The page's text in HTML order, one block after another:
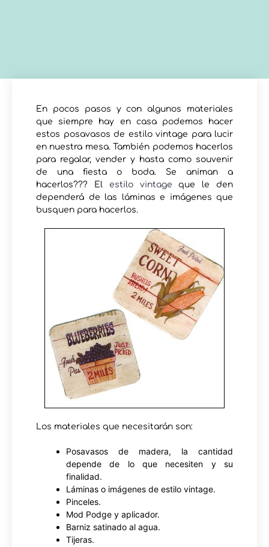
En pocos pasos y con algunos materiales
que siempre hay en casa podemos hacer
estos posavasos de estilo vintage para lucir
en nuestra mesa. También podemos hacerlos
para regalar, vender y hasta como souvenir
de una fiesta o boda. Se animan a
hacerlos??? El estilo vintage que le den
dependerá de las láminas e imágenes que
busquen para hacerlos.
Los materiales que necesitarán son:
Posavasos de madera, la cantidad
depende de lo que necesiten y su
finalidad.
Láminas o imágenes de estilo vintage.
Pinceles.
Mod Podge y aplicador.
Barniz satinado al agua.
Tijeras.